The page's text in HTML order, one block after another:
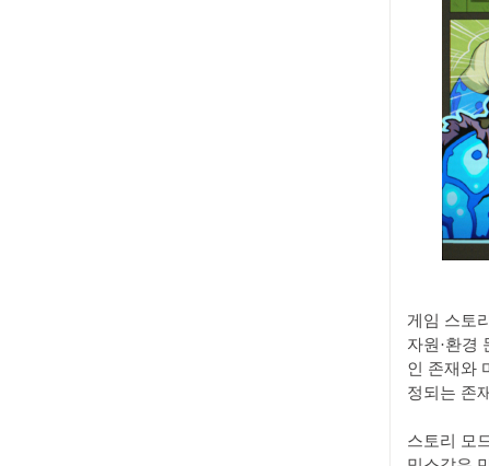
게임 스토
자원·환경
인 존재와
정되는 존
스토리 모